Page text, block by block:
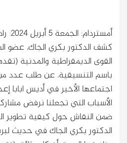
أمستردام: الجمعة 5 أبريل 2024: راديو دبنقا
كشف الدكتور بكري الجاك، عضو
القوى الديمقراطية والمدنية
باسم التنسيقية، عن طلب عدد
اجتماعها الأخير في أديس ابابا
الأسباب التي تجعلنا نرفض
ضمن النقاش حول كيفية تطوير
الدكتور بكري الجاك في حديث